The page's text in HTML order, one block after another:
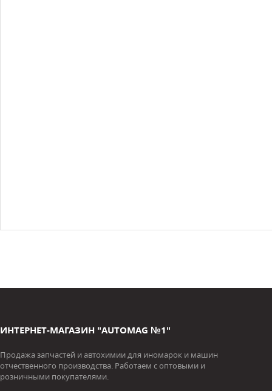
ИНТЕРНЕТ-МАГАЗИН "AUTOMAG №1"
Продажа запчастей и автохимии для иномарок и машин
отчественного производства. Работаем с оптовыми и
розничными покупателями.